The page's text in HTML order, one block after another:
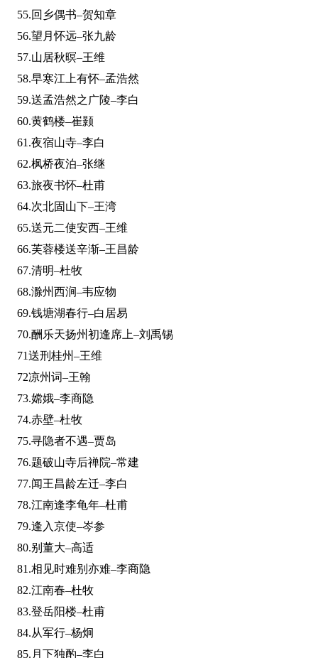
55.回乡偶书–贺知章
56.望月怀远–张九龄
57.山居秋暝–王维
58.早寒江上有怀–孟浩然
59.送孟浩然之广陵–李白
60.黄鹤楼–崔颢
61.夜宿山寺–李白
62.枫桥夜泊–张继
63.旅夜书怀–杜甫
64.次北固山下–王湾
65.送元二使安西–王维
66.芙蓉楼送辛渐–王昌龄
67.清明–杜牧
68.滁州西涧–韦应物
69.钱塘湖春行–白居易
70.酬乐天扬州初逢席上–刘禹锡
71送刑桂州–王维
72凉州词–王翰
73.嫦娥–李商隐
74.赤壁–杜牧
75.寻隐者不遇–贾岛
76.题破山寺后禅院–常建
77.闻王昌龄左迁–李白
78.江南逢李龟年–杜甫
79.逢入京使–岑参
80.别董大–高适
81.相见时难别亦难–李商隐
82.江南春–杜牧
83.登岳阳楼–杜甫
84.从军行–杨炯
85.月下独酌–李白